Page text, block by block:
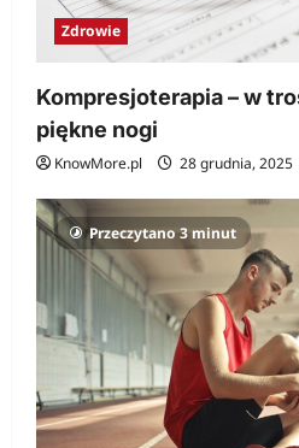
Zdrowie
Kompresjoterapia – w
piękne nogi
KnowMore.pl 28 grudnia, 2025
Przeczytano 3 minut